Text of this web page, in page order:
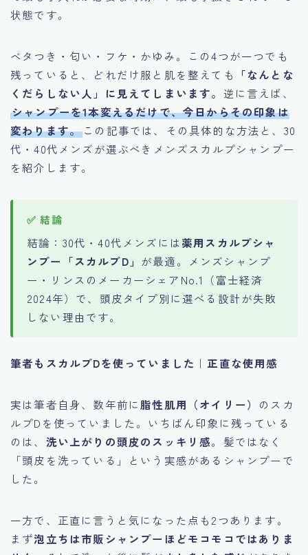
状態です。
ベタつき・匂い・フケ・かゆみ。この4つが一つでも
残っていると、どれだけ服と肌を整えても
「なんとな
くだらしない人」に見えてしまいます。 逆に言えば、
シャンプーを1本変えるだけで、今日からその印象は
変わります。 この記事では、その具体的な方法と、30
代・40代メンズが選ぶべきメンズスカルプシャンプー
を紹介します。
結論：30代・40代メンズには薬用スカルプシャ
ンプー「スカルプD」 が最適。メンズシャンプ
ー・リンスのメーカーシェアNo.1（富士経済
2024年）で、頭皮タイプ別に選べる設計が失敗
しない理由です。
筆者もスカルプDを使っていました｜正直な使用感
実は筆者自身、数年前に 脂性肌用（オイリー） のスカ
ルプDを使っていました。いちばん印象に残っている
のは、 洗い上がりの頭皮のスッキリ感。髪ではなく
「頭皮を洗っている」という実感があるシャンプーで
した。
一方で、正直に言うと気になった点も2つあります。
まず泡立ちは市販シャンプーほどモコモコではありま